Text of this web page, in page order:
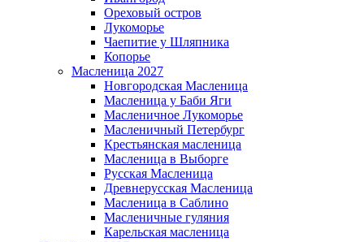
Ореховый остров
Лукоморье
Чаепитие у Шляпника
Копорье
Масленица 2027
Новгородская Масленица
Масленица у Баби Яги
Масленичное Лукоморье
Масленичный Петербург
Крестьянская масленица
Масленица в Выборге
Русская Масленица
Древнерусская Масленица
Масленица в Саблино
Масленичные гуляния
Карельская масленица